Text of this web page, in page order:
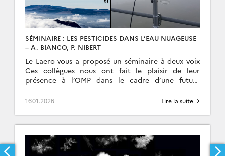
SÉMINAIRE : LES PESTICIDES DANS L’EAU NUAGEUSE
– A. BIANCO, P. NIBERT
Le Laero vous a proposé un séminaire à deux voix
Ces collègues nous ont fait le plaisir de leur
présence à l’OMP dans le cadre d’une future
16.01.2026 Lire la suite →